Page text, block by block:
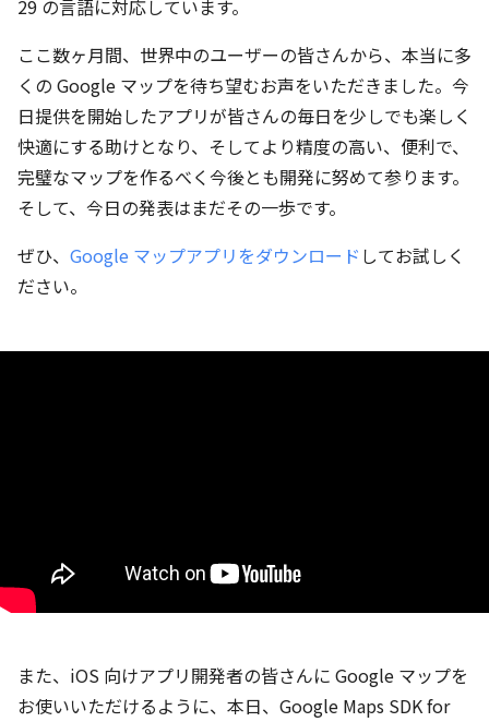
29 の言語に対応しています。
ここ数ヶ月間、世界中のユーザーの皆さんから、本当に多
くの Google マップを待ち望むお声をいただきました。今
日提供を開始したアプリが皆さんの毎日を少しでも楽しく
快適にする助けとなり、そしてより精度の高い、便利で、
完璧なマップを作るべく今後とも開発に努めて参ります。
そして、今日の発表はまだその一歩です。
ぜひ、 Google マップアプリをダウンロード してお試しく
ださい。
また、iOS 向けアプリ開発者の皆さんに Google マップを
お使いいただけるように、本日、Google Maps SDK for